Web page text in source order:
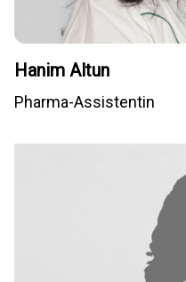
Hanim Altun
Pharma-Assistentin